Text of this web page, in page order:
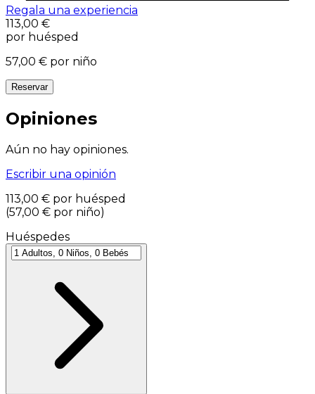
Regala una experiencia
113,00 €
por huésped
57,00 € por niño
Reservar
Opiniones
Aún no hay opiniones.
Escribir una opinión
113,00 € por huésped
(57,00 € por niño)
Huéspedes